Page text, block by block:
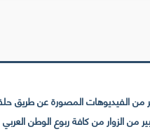
الفيديوهات المصورة عن طريق